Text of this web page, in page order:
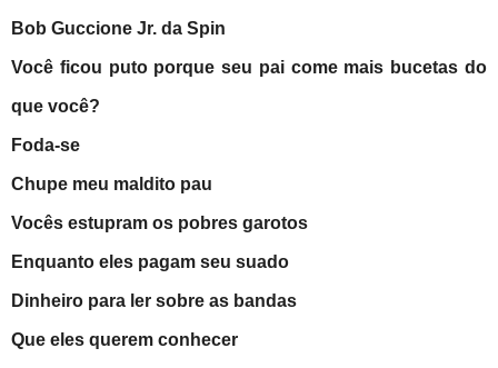
Bob Guccione Jr. da Spin
Você ficou puto porque seu pai come mais bucetas do
que você?
Foda-se
Chupe meu maldito pau
Vocês estupram os pobres garotos
Enquanto eles pagam seu suado
Dinheiro para ler sobre as bandas
Que eles querem conhecer